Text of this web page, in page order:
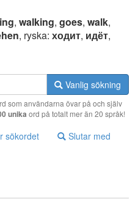
, walking, goes, walk,
, ryska: ходит, идёт,
Vanlig sökning
som användarna övar på och själv
unika ord på totalt mer än 20 språk!
sökordet Slutar med